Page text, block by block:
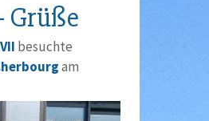
Grüße
besuchte
am